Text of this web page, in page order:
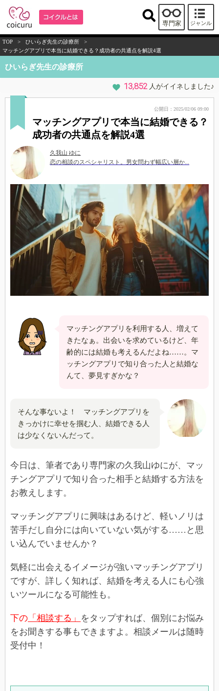
ジャンル
専門家
TOP > ひいらぎ先生の診療所
>
マッチングアプリで本当に結婚できる？成功者の共通点を解説4選
ひいらぎ先生の診療所
13,852 人がイイネしました♪
公開日：2025/02/06 09:00
マッチングアプリで本当に結婚できる？
成功者の共通点を解説4選
久我山 ゆに
恋の相談のスペシャリスト。男女問わず幅広い層か...
マッチングアプリを利用する人、増えて
きたなぁ。出会いを求めているけど、年
齢的には結婚も考えるんだよね……。マ
ッチングアプリで知り合った人と結婚な
んて、夢見すぎかな？
そんな事ないよ！ マッチングアプリを
きっかけに幸せを掴む人、結婚できる人
は少なくないんだって。
今日は、筆者であり専門家の久我山ゆにが、マッ
チングアプリで知り合った相手と結婚する方法を
お教えします。
マッチングアプリに興味はあるけど、軽いノリは
苦手だし自分には向いていない気がする……と思
い込んでいませんか？
気軽に出会えるイメージが強いマッチングアプリ
ですが、詳しく知れば、結婚を考える人にも心強
いツールになる可能性も。
下の 「相談する」 をタップすれば、個別にお悩み
をお聞きする事もできますよ。相談メールは随時
受付中！